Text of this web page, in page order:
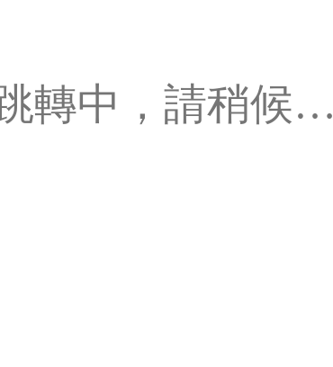
轉中，請稍候…